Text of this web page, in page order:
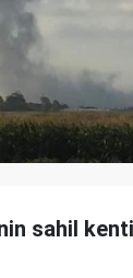
sahil